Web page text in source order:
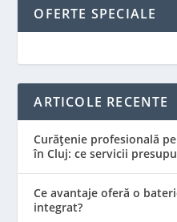
OFERTE SPECIALE
ARTICOLE RECENTE
Curățenie profesională
în Cluj: ce servicii
Ce avantaje oferă o
integrat?